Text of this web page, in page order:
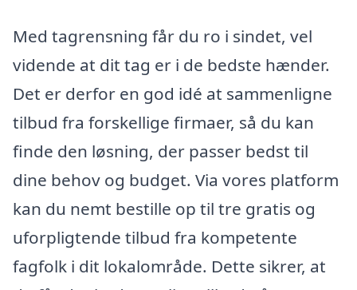
Med tagrensning får du ro i sindet, vel
vidende at dit tag er i de bedste hænder.
Det er derfor en god idé at sammenligne
tilbud fra forskellige firmaer, så du kan
finde den løsning, der passer bedst til
dine behov og budget. Via vores platform
kan du nemt bestille op til tre gratis og
uforpligtende tilbud fra kompetente
fagfolk i dit lokalområde. Dette sikrer, at